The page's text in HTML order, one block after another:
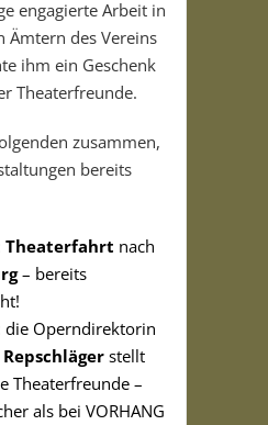
engagierte Arbeit in
Ämtern des Vereins
ihm ein Geschenk
Theaterfreunde.
zusammen,
bereits
Theaterfahrt nach
– bereits
die Operndirektorin
stellt
Theaterfreunde –
als bei VORHANG